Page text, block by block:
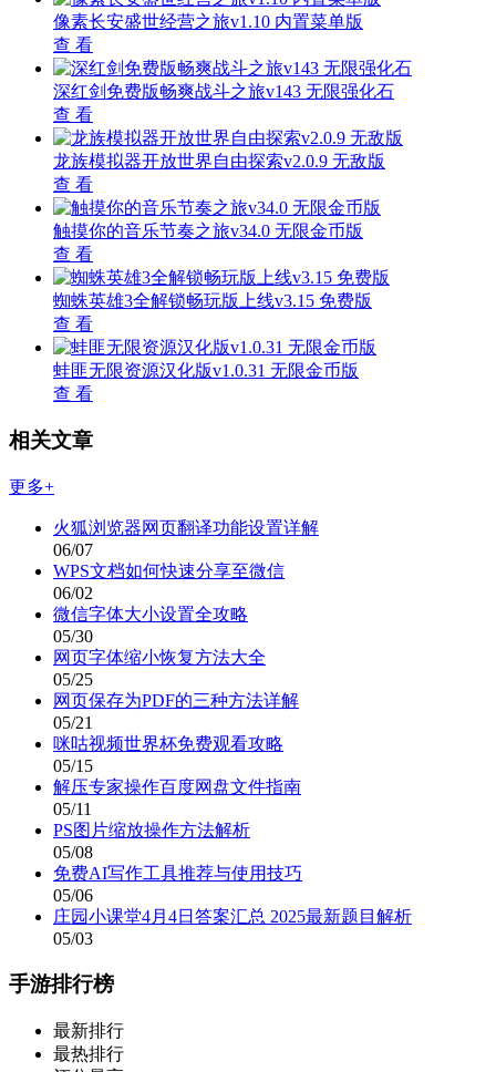
像素长安盛世经营之旅v1.10 内置菜单版
查 看
深红剑免费版畅爽战斗之旅v143 无限强化石
查 看
龙族模拟器开放世界自由探索v2.0.9 无敌版
查 看
触摸你的音乐节奏之旅v34.0 无限金币版
查 看
蜘蛛英雄3全解锁畅玩版上线v3.15 免费版
查 看
蛙匪无限资源汉化版v1.0.31 无限金币版
查 看
相关文章
更多+
火狐浏览器网页翻译功能设置详解
06/07
WPS文档如何快速分享至微信
06/02
微信字体大小设置全攻略
05/30
网页字体缩小恢复方法大全
05/25
网页保存为PDF的三种方法详解
05/21
咪咕视频世界杯免费观看攻略
05/15
解压专家操作百度网盘文件指南
05/11
PS图片缩放操作方法解析
05/08
免费AI写作工具推荐与使用技巧
05/06
庄园小课堂4月4日答案汇总 2025最新题目解析
05/03
手游排行榜
最新排行
最热排行